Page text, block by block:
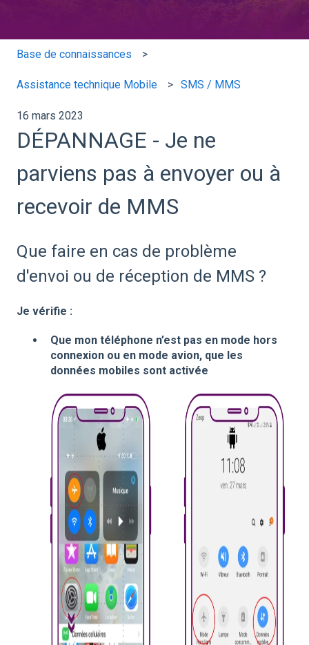
Base de connaissances
Assistance technique Mobile SMS / MMS
16 mars 2023
DÉPANNAGE - Je ne
parviens pas à envoyer ou à
recevoir de MMS
Que faire en cas de problème
d'envoi ou de réception de MMS ?
Je vérifie :
Que mon téléphone n’est pas en mode hors
connexion ou en mode avion, que les
données mobiles sont activée